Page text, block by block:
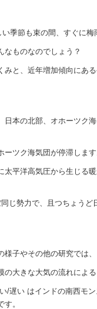
季節も束の間、すぐに梅
なものなのでしょう？
みと、近年増加傾向にあ
日本の北部、オホーツク
ツク海気団が停滞します
太平洋高気圧から生じる
じ勢力で、且つちょう
様子やその他の研究では、
の大きな大気の流れによ
/遅い はインドの南西モ
。